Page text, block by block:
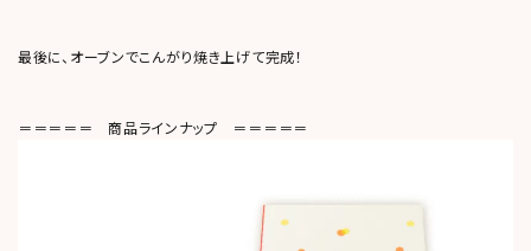
最後に、オーブンでこんがり焼き上げて完成！
＝＝＝＝＝ 商品ラインナップ ＝＝＝＝＝